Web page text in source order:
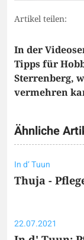
Artikel teilen:
In der
Tipps für
Sterrenberg,
vermehren
Ähnliche
In d‘ Tuun
Thuja -
22.07.2021